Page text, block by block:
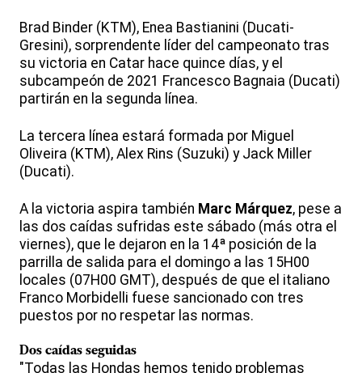
Brad Binder (KTM), Enea Bastianini (Ducati-
Gresini), sorprendente líder del campeonato tras
su victoria en Catar hace quince días, y el
subcampeón de 2021 Francesco Bagnaia (Ducati)
partirán en la segunda línea.
La tercera línea estará formada por Miguel
Oliveira (KTM), Alex Rins (Suzuki) y Jack Miller
(Ducati).
A la victoria aspira también Marc Márquez, pese a
las dos caídas sufridas este sábado (más otra el
viernes), que le dejaron en la 14ª posición de la
parrilla de salida para el domingo a las 15H00
locales (07H00 GMT), después de que el italiano
Franco Morbidelli fuese sancionado con tres
puestos por no respetar las normas.
Dos caídas seguidas
"Todas las Hondas hemos tenido problemas